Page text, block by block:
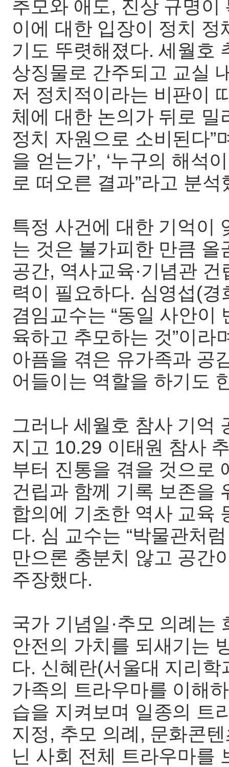
추모와 애도, 진상 규명
이에 대한 입장이 정치
기도 뚜렷해졌다. 세월호
상징물로 간주되고 교실
저 정치적이라는 비판이
체에 대한 논의가 뒤로
정치 자원으로 소비된다”
을 얻는가’, ‘누구의 해석
로 떠오른 결과”라고 분석
특정 사건에 대한 기억이
는 것은 불가피한 만큼
공간, 역사교육·기념관
력이 필요하다. 심영섭(
겸임교수는 “동일 사안이
육하고 추모하는 것”이라
아픔을 겪은 유가족과 공
어들이는 역할을 하기도
그러나 세월호 참사 기억
지고 10.29 이태원 참사
부터 진통을 겪을 것으로
건립과 함께 기록 보존을
합의에 기초한 역사 교육
다. 심 교수는 “박물관처
만으론 충분치 않고 공간
주장했다.
국가 기념일·추모 의례는
안전의 가치를 되새기는
다. 신혜란(서울대 지리학
가족의 트라우마를 이해
습을 지켜보며 일종의 트
지정, 추모 의례, 문화콘
닌 사회 전체 트라우마를